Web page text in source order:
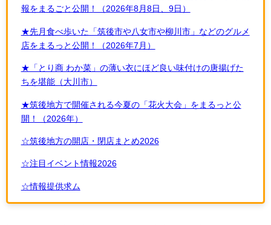
報をまるごと公開！（2026年8月8日、9日）
★先月食べ歩いた「筑後市や八女市や柳川市」などのグルメ
店をまるっと公開！（2026年7月）
★「とり商 わか菜」の薄い衣にほど良い味付けの唐揚げた
ちを堪能（大川市）
★筑後地方で開催される今夏の「花火大会」をまるっと公
開！（2026年）
☆筑後地方の開店・閉店まとめ2026
☆注目イベント情報2026
☆情報提供求ム